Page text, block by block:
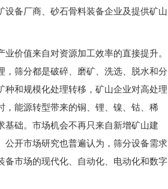
备厂商、砂石骨料装备企业及提供矿山
价值来自对资源加工效率的直接提升。
筛分都是破碎、磨矿、洗选、脱水和分
和规模化处理转移，矿山企业对高处理
能源转型带来的铜、锂、镍、钴、稀
础。市场机会不再只来自新增矿山建
开市场研究也普遍认为，筛分设备需求
市场的现代化、自动化、电动化和数字